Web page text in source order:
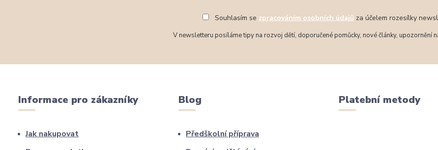
Souhlasím se zpracováním osobních údajů za účelem rozesílky
V newsletteru posíláme tipy na rozvoj dětí, doporučené pomůcky, nové články, upozornění
Informace pro zákazníky
Jak nakupovat
Blog
Předškolní příprava
Platební metody